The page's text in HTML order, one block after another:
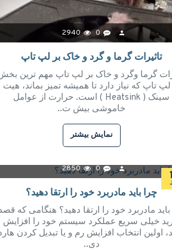
0
2940
تاثیرات گرما و گرد و خاک بر لپ تاپ
گرما وگرد و خاک بر لپ تاپ مهم ترین
لپ تاپ که نیاز دارد تا همیشه تمیز بماند، هیت
سینک ( Heatsink ) است. حرارت از عوامل
خاموشی بیش ت..
نمایش بیشتر
0
2850
چرا باید مادربرد خود را ارتقا دهید؟
باید مادربرد خود را ارتقا دهید؟ هنگامی که
خیلی سریع عملکرد سیستم خود را افزایش
اولین انتخاب افزایش رم و یا تبدیل کردن
دی..